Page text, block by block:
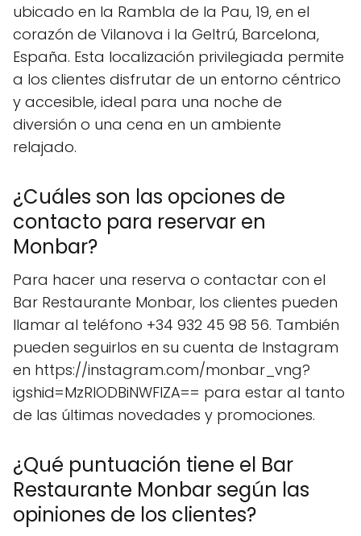
ubicado en la Rambla de la Pau, 19, en el
corazón de Vilanova i la Geltrú, Barcelona,
España. Esta localización privilegiada permite
a los clientes disfrutar de un entorno céntrico
y accesible, ideal para una noche de
diversión o una cena en un ambiente
relajado.
¿Cuáles son las opciones de
contacto para reservar en
Monbar?
Para hacer una reserva o contactar con el
Bar Restaurante Monbar, los clientes pueden
llamar al teléfono +34 932 45 98 56. También
pueden seguirlos en su cuenta de Instagram
en https://instagram.com/monbar_vng?
igshid=MzRlODBiNWFlZA== para estar al tanto
de las últimas novedades y promociones.
¿Qué puntuación tiene el Bar
Restaurante Monbar según las
opiniones de los clientes?